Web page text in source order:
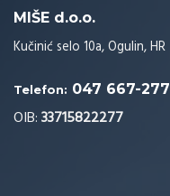
MIŠE d.o.o.
Kučinić selo 10a, Ogulin, HR
Telefon: 047 667-277
OIB:33715822277